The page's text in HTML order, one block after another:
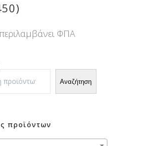
ΦΠΑ
Αναζήτηση
προϊόντων